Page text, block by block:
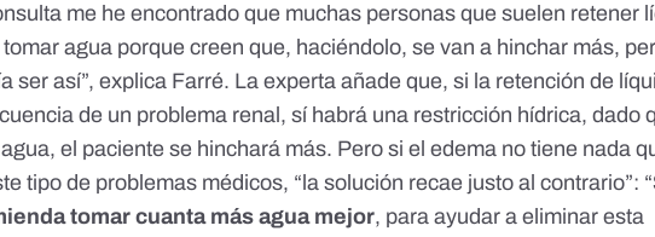
me he encontrado que muchas personas que suelen retener
agua porque creen que, haciéndolo, se van a hinchar más,
ser así”, explica Farré. La experta añade que, si la retención de
de un problema renal, sí habrá una restricción hídrica, dado
el paciente se hinchará más. Pero si el edema no tiene nada
tipo de problemas médicos, “la solución recae justo al contrario”: “
tomar cuanta más agua mejor, para ayudar a eliminar esta